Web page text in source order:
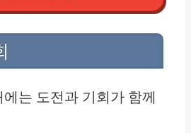
는 도전과 기회가 함께